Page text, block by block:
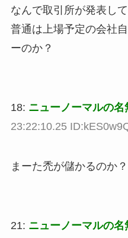
なんで取引所が発表し
普通は上場予定の会社
ーのか？
18: ニューノーマルの名
23:22:10.25
まーた禿が儲かるのか
21: ニューノーマルの名